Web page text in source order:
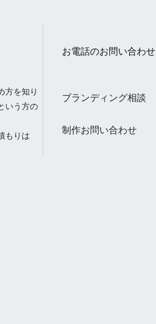
方を知り
いう方の
もりは
お電話のお問い合わせ
ブランディング相談
制作お問い合わせ